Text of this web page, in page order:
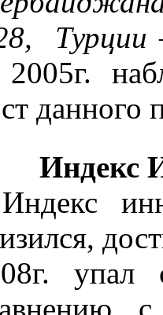
Турции
2005г.н
данного
Индекс
Индекс